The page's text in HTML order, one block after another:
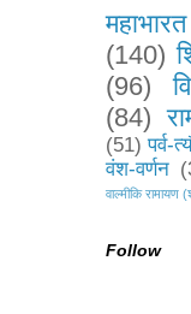
महाभारत
(140)
(96)
(84)
(51) पर्व-
वंश-वर्णन
वाल्मीकि
Follow